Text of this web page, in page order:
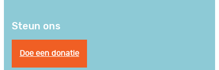
Steun ons
Doe een donatie